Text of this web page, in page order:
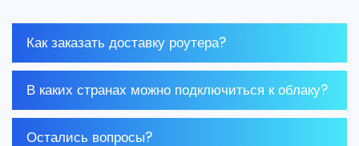
Как заказать доставку роутера?
В каких странах можно подключиться к облаку?
Остались вопросы?